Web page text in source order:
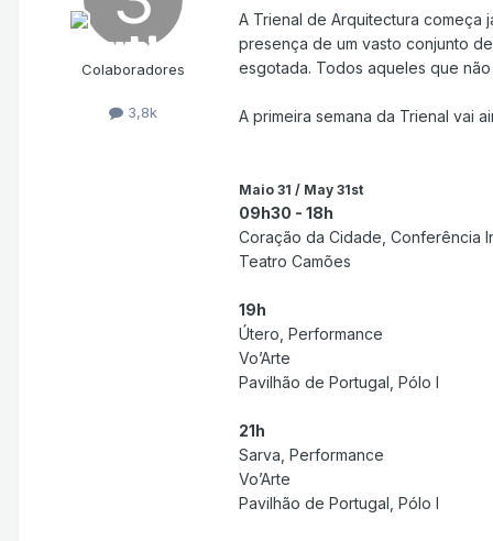
Colaboradores
3,8k
A Trienal de Arquitectura começa
presença de um vasto conjunto
esgotada. Todos aqueles que
A primeira semana da Trienal vai
Maio 31 / May 31st
09h30 - 18h
Coração da Cidade, Conferência
Teatro Camões
19h
Útero, Performance
Vo’Arte
Pavilhão de Portugal, Pólo I
21h
Sarva, Performance
Vo’Arte
Pavilhão de Portugal, Pólo I